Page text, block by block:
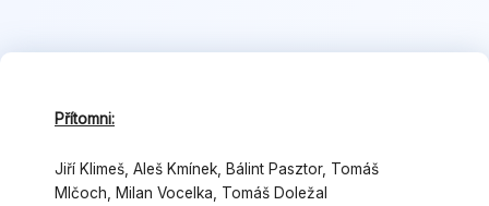
Přítomni:
Jiří Klimeš, Aleš Kmínek, Bálint Pasztor, Tomáš
Mlčoch, Milan Vocelka, Tomáš Doležal